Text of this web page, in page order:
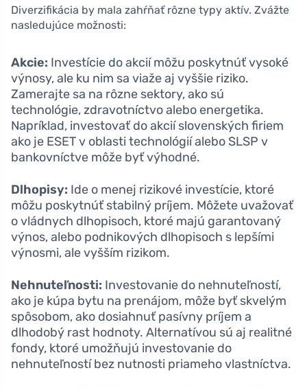
Diverzifikácia by mala zahŕňať rôzne typy aktív. Zvážte
nasledujúce možnosti:
Akcie: Investície do akcií môžu poskytnúť vysoké
výnosy, ale ku nim sa viaže aj vyššie riziko.
Zamerajte sa na rôzne sektory, ako sú
technológie, zdravotníctvo alebo energetika.
Napríklad, investovať do akcií slovenských firiem
ako je ESET v oblasti technológií alebo SLSP v
bankovníctve môže byť výhodné.
Dlhopisy: Ide o menej rizikové investície, ktoré
môžu poskytnúť stabilný príjem. Môžete uvažovať
o vládnych dlhopisoch, ktoré majú garantovaný
výnos, alebo podnikových dlhopisoch s lepšími
výnosmi, ale vyšším rizikom.
Nehnuteľnosti: Investovanie do nehnuteľností,
ako je kúpa bytu na prenájom, môže byť skvelým
spôsobom, ako dosiahnuť pasívny príjem a
dlhodobý rast hodnoty. Alternatívou sú aj realitné
fondy, ktoré umožňujú investovanie do
nehnuteľností bez nutnosti priameho vlastníctva.